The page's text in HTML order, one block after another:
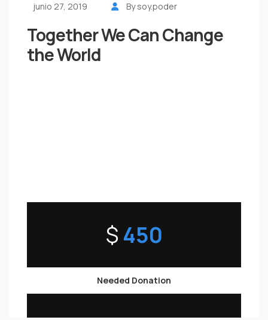
junio 27, 2019 By soy.poder
Together We Can Change
the World
$ 450
Needed Donation